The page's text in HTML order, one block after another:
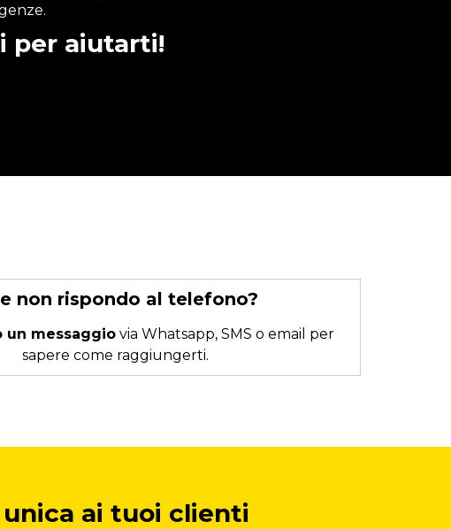
per aiutarti!
non rispondo al telefono?
un messaggiovia Whatsapp, SMS o email per
sapere come raggiungerti.
ai tuoi clienti